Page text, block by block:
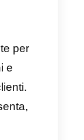
che
singolo
di
di
progettata